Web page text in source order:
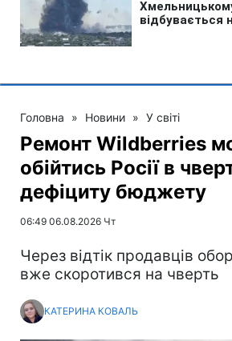
Головна » Новини » У світі
Ремонт Wildberries
обійтись Росії в
дефіциту бюджету
06:49 06.08.2026 Чт
Через відтік продавців
вже скоротився на чверть
КАТЕРИНА КОВАЛЬ